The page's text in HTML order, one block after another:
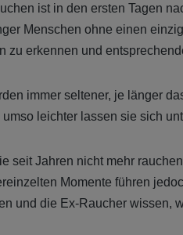
ist in den ersten Tagen
Menschen ohne einen
zu erkennen und
immer seltener, je länger
leichter lassen sie sich
seit Jahren nicht mehr
Momente führen
und die Ex-Raucher wissen,